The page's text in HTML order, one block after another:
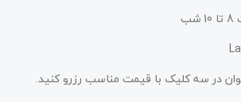
در سه کلیک با قیمت مناسب رزرو کنید.